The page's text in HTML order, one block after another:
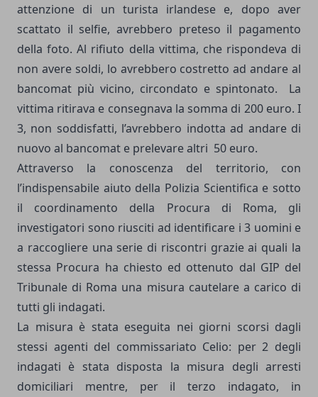
attenzione di un turista irlandese e, dopo aver
scattato il selfie, avrebbero preteso il pagamento
della foto. Al rifiuto della vittima, che rispondeva di
non avere soldi, lo avrebbero costretto ad andare al
bancomat più vicino, circondato e spintonato.
La
vittima ritirava e consegnava la somma di 200 euro. I
3, non soddisfatti, l’avrebbero indotta ad andare di
nuovo al bancomat e prelevare altri 50 euro.
Attraverso la conoscenza del territorio, con
l’indispensabile aiuto della Polizia Scientifica e sotto
il coordinamento della Procura di Roma, gli
investigatori sono riusciti ad identificare i 3 uomini e
a raccogliere una serie di riscontri grazie ai quali la
stessa Procura ha chiesto ed ottenuto dal GIP del
Tribunale di Roma una misura cautelare a carico di
tutti gli indagati.
La misura è stata eseguita nei giorni scorsi dagli
stessi agenti del commissariato Celio: per 2 degli
indagati è stata disposta la misura degli arresti
domiciliari mentre, per il terzo indagato, in